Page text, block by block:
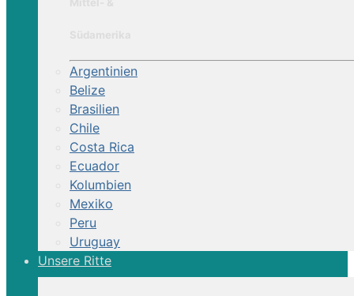
Argentinien
Belize
Brasilien
Chile
Costa Rica
Ecuador
Kolumbien
Mexiko
Peru
Uruguay
Unsere Ritte